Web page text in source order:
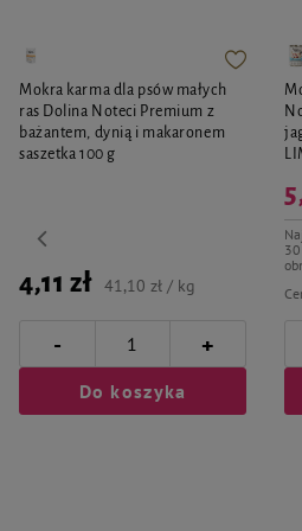
Mokra karma dla psów małych
ras Dolina Noteci Premium z
bażantem, dynią i makaronem
saszetka 100 g
4,11 zł 41,10 zł / kg
- +
Do koszyka